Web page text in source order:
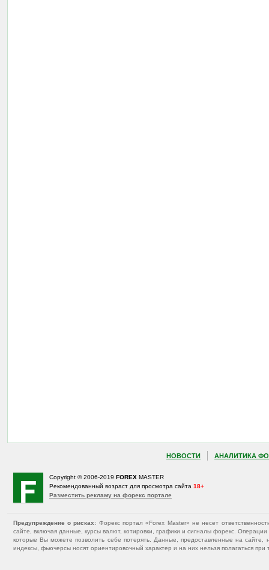
НОВОСТИ АНАЛИТИКА
Copyright © 2006-2019 FOREX MASTER
Рекомендованный возраст для просмотра сайта 18+
Разместить рекламу на форекс портале
Предупреждение о рисках : Форекс портал «Forex Master» не несет
сайте, включая данные, курсы валют, котировки, графики и сигналы форекс.
которые Вы можете позволить себе потерять. Данные, предоставленные на
индексы, фьючерсы носят ориентировочный характер и на них нельзя полагаться при